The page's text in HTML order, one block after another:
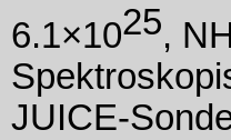
6.1×1025,
JUICE-